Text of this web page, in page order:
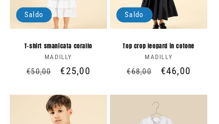
Saldo
T-shirt smanicata corallo
Produttore:
MADILLY
Prezzo
listino
€50,00
Prezzo
€25,00
Saldo
Top crop leopard in cotone
Produttore:
MADILLY
Prezzo
listino
€68,00
Prezzo
€46,00